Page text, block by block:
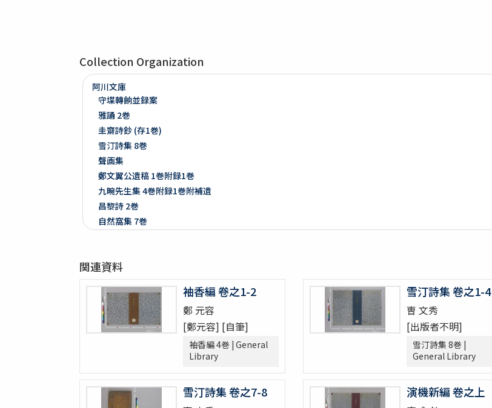
Collection Organization
阿川文庫
守堞轉餉並録案
雅誦 2巻
圭齋詩鈔 (存1巻)
雪汀詩集 8巻
聲画集
鄭文翼公遺稿 1巻附録1巻
九畹先生集 4巻附録1巻附補遺
昌黎詩 2巻
自然窩集 7巻
晩香堂遺稿 4巻
恭默堂金先生文集 2巻附録1巻
龍飛御天歌
大東詩選 12巻
漢陰先生文稿 12巻
李忠武公全書 14巻首1巻
大陵遺稿 11巻
一嚢遺稿 2巻
関連資料
袖香編 卷之1-2
鄭 元容
[鄭元容] [自筆]
袖香編 4巻 | General
Library
雪汀詩集 卷之1-4
曺 文秀
[出版者不明]
雪汀詩集 8巻 |
General Library
雪汀詩集 卷之7-8 演機新編 卷之上